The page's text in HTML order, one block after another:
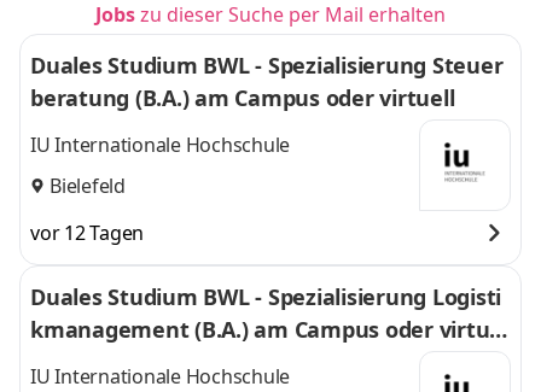
Jobszu dieser Suche per Mail erhalten
Duales Studium BWL - Spezialisierung Steuer
beratung (B.A.) am Campus oder virtuell
IU Internationale Hochschule
Bielefeld
vor 12 Tagen
Duales Studium BWL - Spezialisierung Logisti
kmanagement (B.A.) am Campus oder virtuel
l
IU Internationale Hochschule